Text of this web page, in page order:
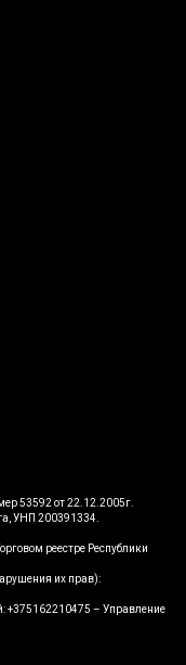
53592 от 22.12.2005г.
УНП 200391334.
реестре Республики
их прав):
+375162210475 – Управление